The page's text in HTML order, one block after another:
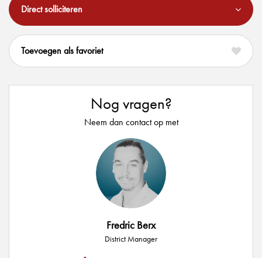
Direct solliciteren
favoriet
Nog vragen?
Neem dan contact op met
Fredric Berx
District Manager